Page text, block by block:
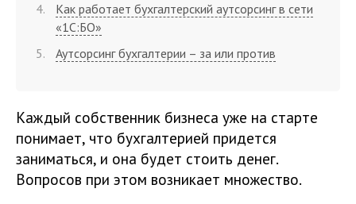
Как работает бухгалтерский аутсорсинг в сети
«1С:БО»
Аутсорсинг бухгалтерии – за или против
Каждый собственник бизнеса уже на старте
понимает, что бухгалтерией придется
заниматься, и она будет стоить денег.
Вопросов при этом возникает множество.